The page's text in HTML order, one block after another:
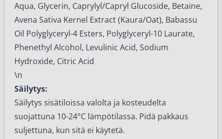
Aqua, Glycerin, Caprylyl/Capryl Glucoside, Betaine,
Avena Sativa Kernel Extract (Kaura/Oat), Babassu
Oil Polyglyceryl-4 Esters, Polyglyceryl-10 Laurate,
Phenethyl Alcohol, Levulinic Acid, Sodium
Hydroxide, Citric Acid
\n
Säilytys:
Säilytys sisätiloissa valolta ja kosteudelta
suojattuna 10-24°C lämpötilassa. Pidä pakkaus
suljettuna, kun sitä ei käytetä.